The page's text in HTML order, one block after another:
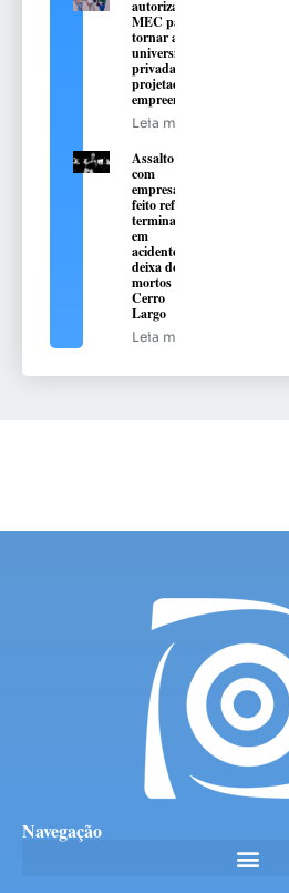
autorização do
MEC para se
tornar a primeira
universidade
privada do RS
projetada para o
empreendedorismo
Leia mais
Assalto
com
empresário
feito refém
termina
em
acidente e
deixa dois
mortos em
Cerro
Largo
Leia mais
Navegação